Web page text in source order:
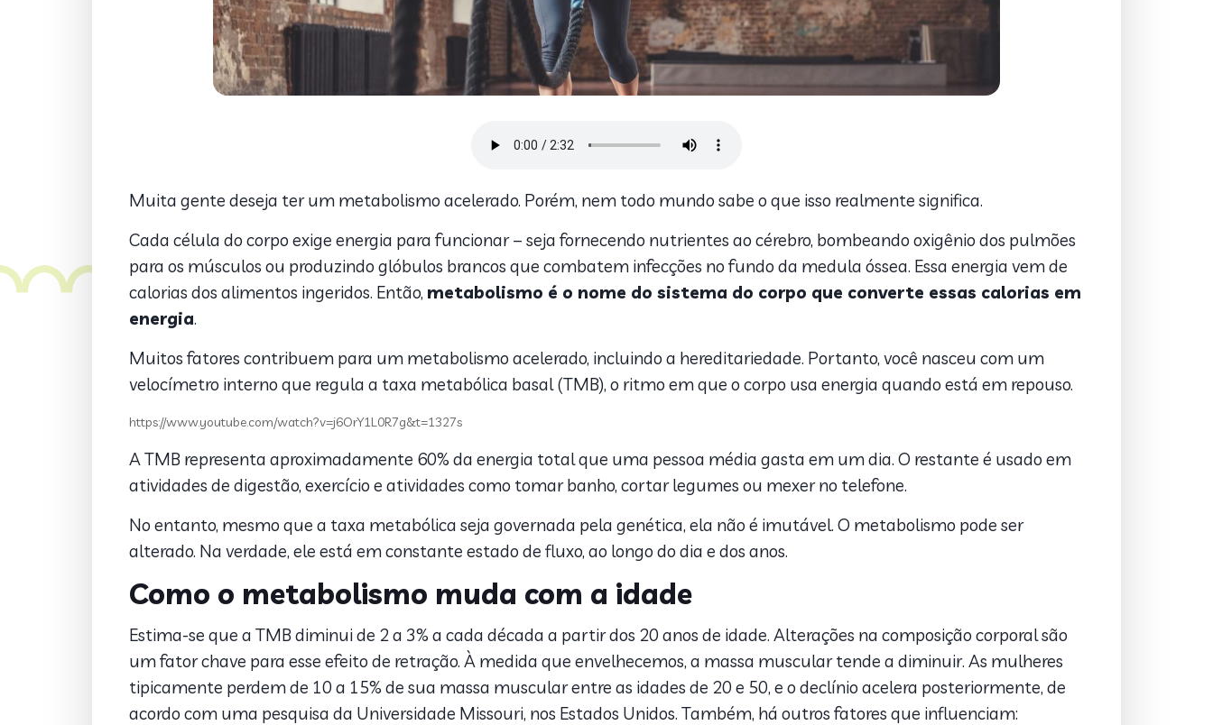
Muita gente deseja ter um metabolismo acelerado. Porém, nem todo mundo sabe o que isso realmente significa.
Cada célula do corpo exige energia para funcionar – seja fornecendo nutrientes ao cérebro, bombeando oxigênio dos pulmões
para os músculos ou produzindo glóbulos brancos que combatem infecções no fundo da medula óssea. Essa energia vem de
calorias dos alimentos ingeridos. Então, metabolismo é o nome do sistema do corpo que converte essas calorias em
energia.
Muitos fatores contribuem para um metabolismo acelerado, incluindo a hereditariedade. Portanto, você nasceu com um
velocímetro interno que regula a taxa metabólica basal (TMB), o ritmo em que o corpo usa energia quando está em repouso.
https://www.youtube.com/watch?v=j6OrY1L0R7g&t=1327s
A TMB representa aproximadamente 60% da energia total que uma pessoa média gasta em um dia. O restante é usado em
atividades de digestão, exercício e atividades como tomar banho, cortar legumes ou mexer no telefone.
No entanto, mesmo que a taxa metabólica seja governada pela genética, ela não é imutável. O metabolismo pode ser
alterado. Na verdade, ele está em constante estado de fluxo, ao longo do dia e dos anos.
Como o metabolismo muda com a idade
Estima-se que a TMB diminui de 2 a 3% a cada década a partir dos 20 anos de idade. Alterações na composição corporal são
um fator chave para esse efeito de retração. À medida que envelhecemos, a massa muscular tende a diminuir. As mulheres
tipicamente perdem de 10 a 15% de sua massa muscular entre as idades de 20 e 50, e o declínio acelera posteriormente, de
acordo com uma pesquisa da Universidade Missouri, nos Estados Unidos. Também, há outros fatores que influenciam: